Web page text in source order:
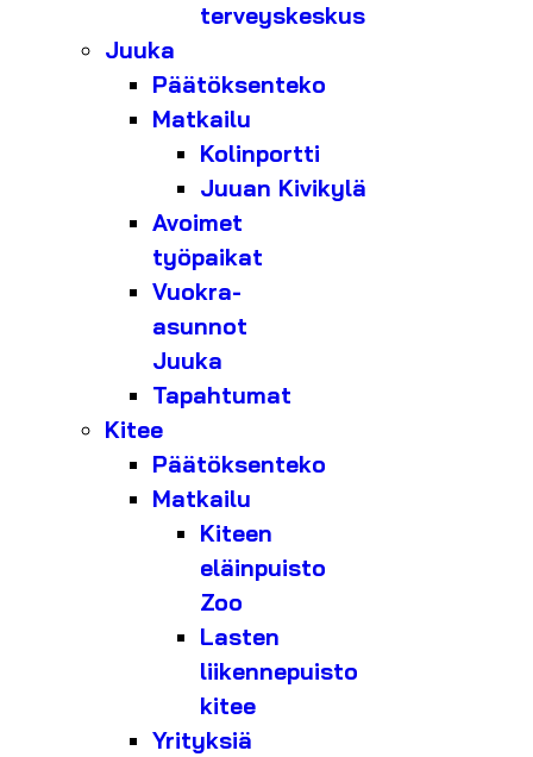
terveyskeskus
Juuka
Päätöksenteko
Matkailu
Kolinportti
Juuan Kivikylä
Avoimet
työpaikat
Vuokra-
asunnot
Juuka
Tapahtumat
Kitee
Päätöksenteko
Matkailu
Kiteen
eläinpuisto
Zoo
Lasten
liikennepuisto
kitee
Yrityksiä